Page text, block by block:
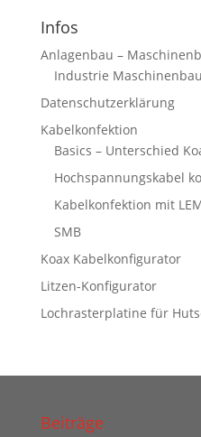
Infos
Anlagenbau –
Industrie Maschinenbau
Datenschutzerklärung
Kabelkonfektion
Basics – Unterschied
Hochspannungskabel
Kabelkonfektion mit
SMB
Koax Kabelkonfigurator
Litzen-Konfigurator
Lochrasterplatine für
Beiträge